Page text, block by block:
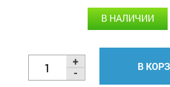
В НАЛИЧИИ
В